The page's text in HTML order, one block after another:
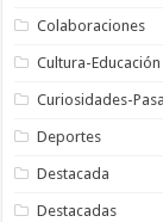
Colaboraciones
Cultura-Educación
Curiosidades-
Deportes
Destacada
Destacadas